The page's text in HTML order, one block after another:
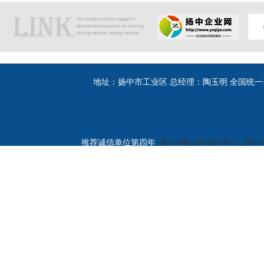
地址：扬中市工业区 总经理：陶玉明 全国统一
推荐诚信单位第四年 苏ICP备13041897号-1 苏